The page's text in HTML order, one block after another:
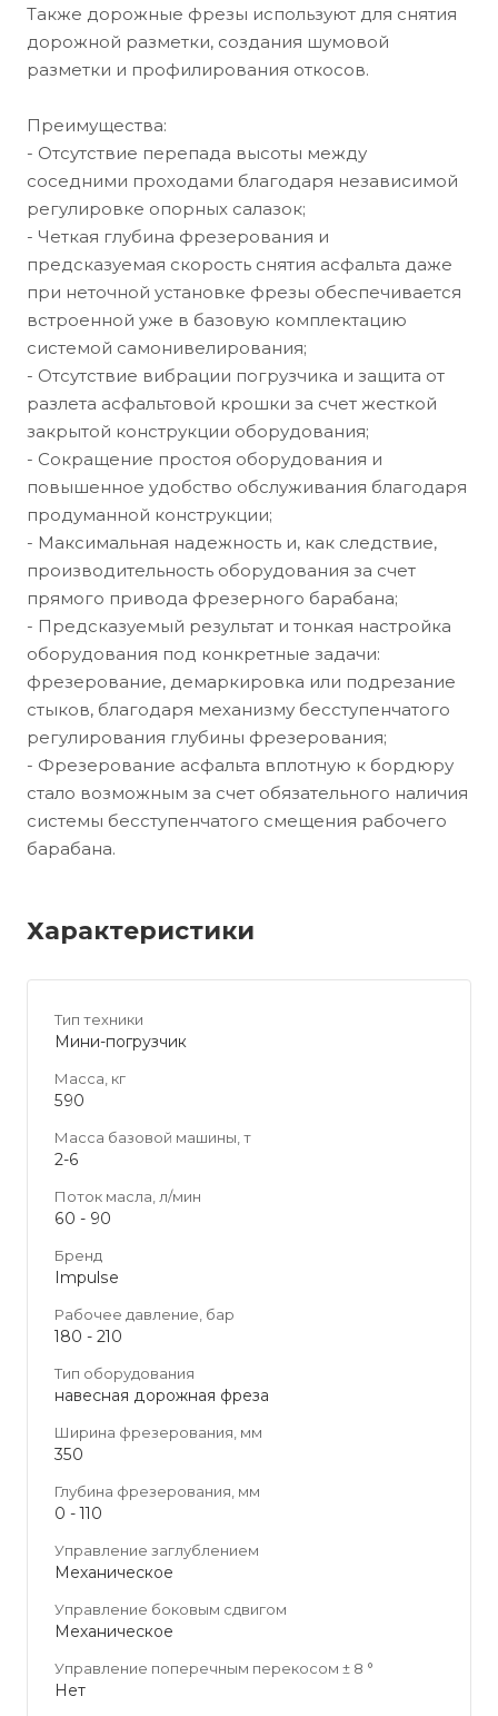
Также дорожные фрезы используют для снятия
дорожной разметки, создания шумовой
разметки и профилирования откосов.
Преимущества:
- Отсутствие перепада высоты между
соседними проходами благодаря независимой
регулировке опорных салазок;
- Четкая глубина фрезерования и
предсказуемая скорость снятия асфальта даже
при неточной установке фрезы обеспечивается
встроенной уже в базовую комплектацию
системой самонивелирования;
- Отсутствие вибрации погрузчика и защита от
разлета асфальтовой крошки за счет жесткой
закрытой конструкции оборудования;
- Сокращение простоя оборудования и
повышенное удобство обслуживания благодаря
продуманной конструкции;
- Максимальная надежность и, как следствие,
производительность оборудования за счет
прямого привода фрезерного барабана;
- Предсказуемый результат и тонкая настройка
оборудования под конкретные задачи:
фрезерование, демаркировка или подрезание
стыков, благодаря механизму бесступенчатого
регулирования глубины фрезерования;
- Фрезерование асфальта вплотную к бордюру
стало возможным за счет обязательного наличия
системы бесступенчатого смещения рабочего
барабана.
Характеристики
Тип техники
Мини-погрузчик
Масса, кг
590
Масса базовой машины, т
2-6
Поток масла, л/мин
60 - 90
Бренд
Impulse
Рабочее давление, бар
180 - 210
Тип оборудования
навесная дорожная фреза
Ширина фрезерования, мм
350
Глубина фрезерования, мм
0 - 110
Управление заглублением
Механическое
Управление боковым сдвигом
Механическое
Управление поперечным перекосом ± 8 °
Нет